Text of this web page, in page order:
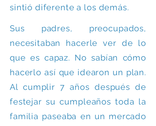
sintió diferente a los demás.
Sus padres, preocupados,
necesitaban hacerle ver de lo
que es capaz. No sabían cómo
hacerlo así que idearon un plan.
Al cumplir 7 años después de
festejar su cumpleaños toda la
familia paseaba en un mercado